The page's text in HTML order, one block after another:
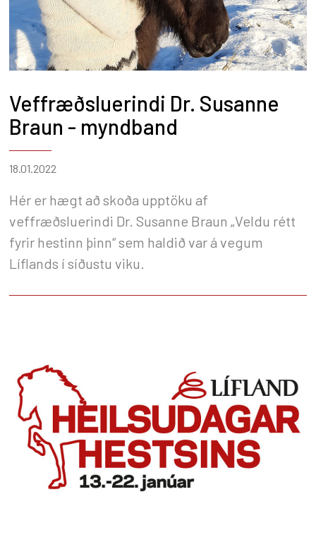
Veffræðsluerindi Dr. Susanne
Braun - myndband
18.01.2022
Hér er hægt að skoða upptöku af
veffræðsluerindi Dr. Susanne Braun „Veldu rétt
fyrir hestinn þinn“ sem haldið var á vegum
Líflands í síðustu viku.